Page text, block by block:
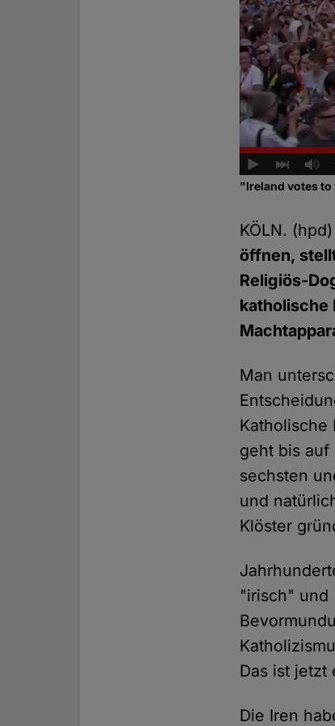
"Ireland votes to
KÖLN. (hpd)
öffnen,
Religiös-
katholische
Man
Katholische
geht bis auf
sechsten
und
Klöster
"irisch" und
Das ist jetzt
Die Iren